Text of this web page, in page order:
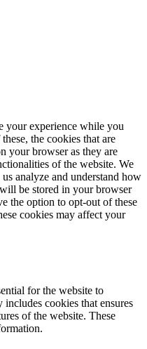
your experience while you
the cookies that are
your browser as they are
of the website. We
analyze and understand how
be stored in your browser
the option to opt-out of these
cookies may affect your
for the website to
cookies that ensures
of the website. These